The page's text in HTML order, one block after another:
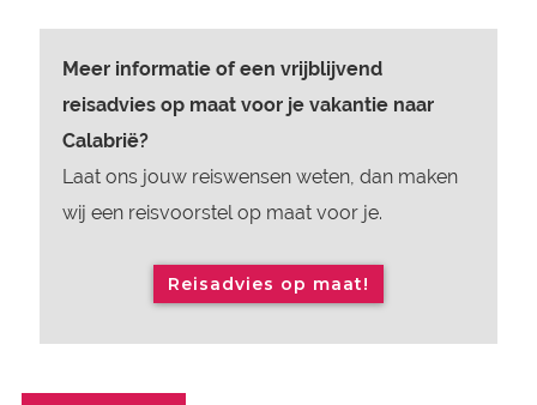
Meer informatie of een vrijblijvend
reisadvies op maat voor je vakantie naar
Calabrië?
Laat ons jouw reiswensen weten, dan maken
wij een reisvoorstel op maat voor je.
Reisadvies op maat!